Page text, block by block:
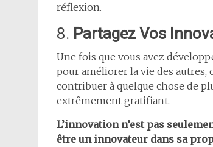
réflexion.
8. Partagez Vos
Une fois que vous avez
pour améliorer la vie des
contribuer à quelque chose de
extrêmement gratifiant.
L’innovation n’est pas
être un innovateur dans sa